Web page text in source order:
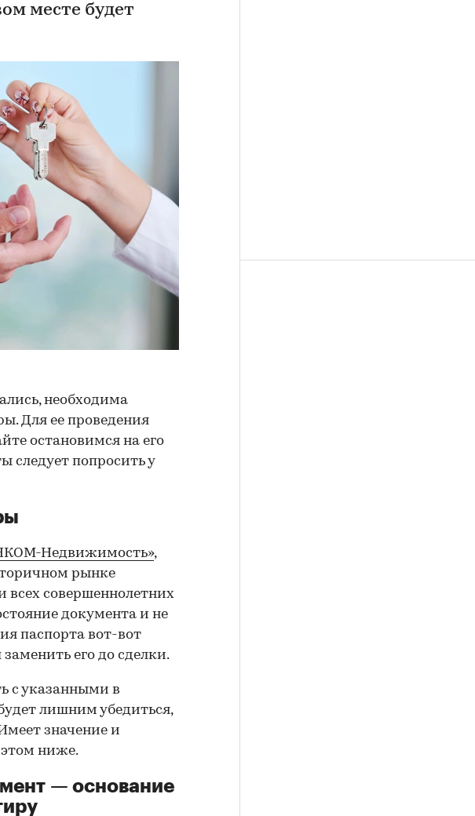
месте будет
необходима
Для ее проведения
остановимся на его
следует попросить у
Недвижимость»,
рынке
всех совершеннолетних
документа и не
паспорта вот-вот
его до сделки.
с указанными в
лишним убедиться,
значение и
ниже.
— основание